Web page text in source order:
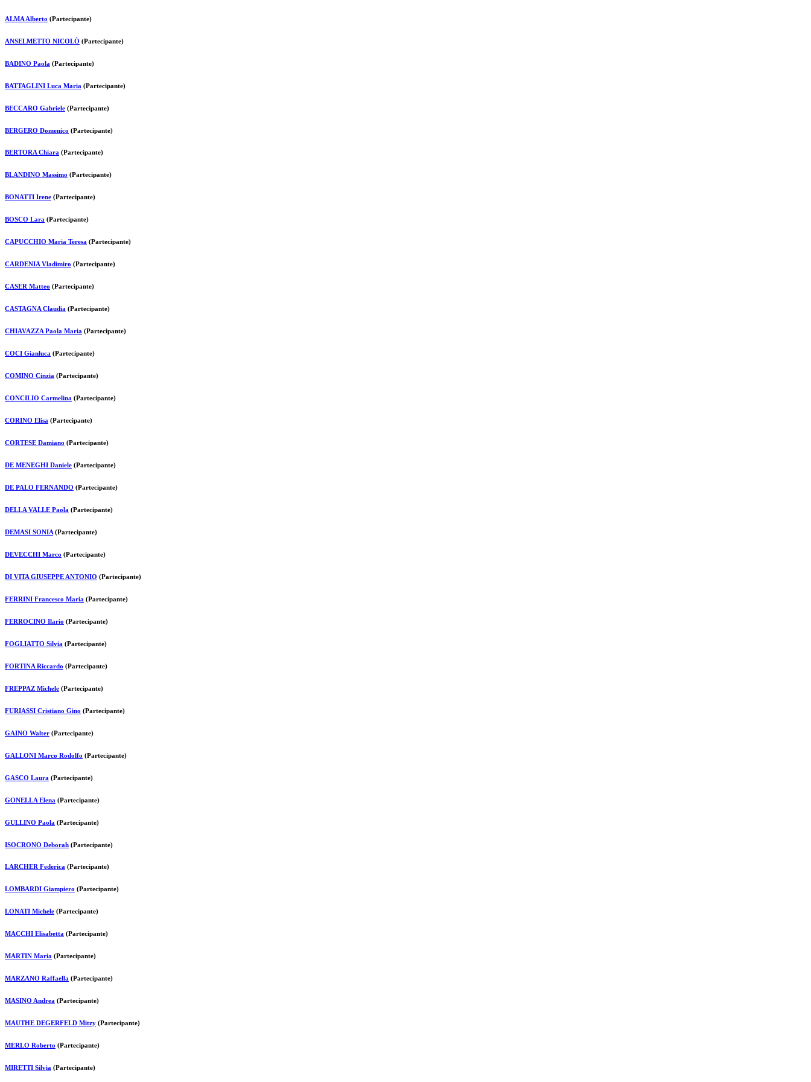
ALMA Alberto (Partecipante)
ANSELMETTO NICOLÒ (Partecipante)
BADINO Paola (Partecipante)
BATTAGLINI Luca Maria (Partecipante)
BECCARO Gabriele (Partecipante)
BERGERO Domenico (Partecipante)
BERTORA Chiara (Partecipante)
BLANDINO Massimo (Partecipante)
BONATTI Irene (Partecipante)
BOSCO Lara (Partecipante)
CAPUCCHIO Maria Teresa (Partecipante)
CARDENIA Vladimiro (Partecipante)
CASER Matteo (Partecipante)
CASTAGNA Claudia (Partecipante)
CHIAVAZZA Paola Maria (Partecipante)
COCI Gianluca (Partecipante)
COMINO Cinzia (Partecipante)
CONCILIO Carmelina (Partecipante)
CORINO Elisa (Partecipante)
CORTESE Damiano (Partecipante)
DE MENEGHI Daniele (Partecipante)
DE PALO FERNANDO (Partecipante)
DELLA VALLE Paola (Partecipante)
DEMASI SONIA (Partecipante)
DEVECCHI Marco (Partecipante)
DI VITA GIUSEPPE ANTONIO (Partecipante)
FERRINI Francesco Maria (Partecipante)
FERROCINO Ilario (Partecipante)
FOGLIATTO Silvia (Partecipante)
FORTINA Riccardo (Partecipante)
FREPPAZ Michele (Partecipante)
FURIASSI Cristiano Gino (Partecipante)
GAINO Walter (Partecipante)
GALLONI Marco Rodolfo (Partecipante)
GASCO Laura (Partecipante)
GONELLA Elena (Partecipante)
GULLINO Paola (Partecipante)
ISOCRONO Deborah (Partecipante)
LARCHER Federica (Partecipante)
LOMBARDI Giampiero (Partecipante)
LONATI Michele (Partecipante)
MACCHI Elisabetta (Partecipante)
MARTIN Maria (Partecipante)
MARZANO Raffaella (Partecipante)
MASINO Andrea (Partecipante)
MAUTHE DEGERFELD Mitzy (Partecipante)
MERLO Roberto (Partecipante)
MIRETTI Silvia (Partecipante)